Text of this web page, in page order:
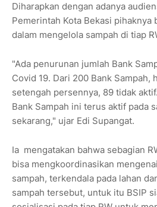
Diharapkan dengan adanya
Pemerintah Kota Bekasi pihaknya
dalam mengelola sampah di tiap
"Ada penurunan jumlah Bank
Covid 19. Dari 200 Bank Sampah,
setengah persennya, 89 tidak
Bank Sampah ini terus aktif pada
sekarang," ujar Edi Supangat.
Ia mengatakan bahwa sebagian
bisa mengkoordinasikan
sampah, terkendala pada lahan
sampah tersebut, untuk itu BSIP